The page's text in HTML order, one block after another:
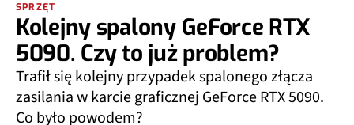
SPRZĘT
Kolejny spalony GeForce RTX
5090. Czy to już problem?
Trafił się kolejny przypadek spalonego złącza
zasilania w karcie graficznej GeForce RTX 5090.
Co było powodem?